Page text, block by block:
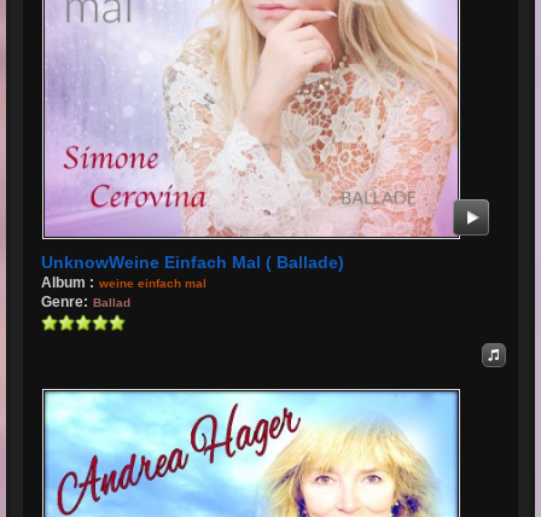
UnknowWeine Einfach Mal ( Ballade)
Album : weine einfach mal
Genre: Ballad